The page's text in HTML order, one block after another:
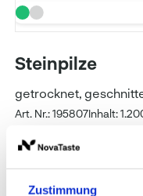
Zustimmung
Steinpilze
getrocknet,
Art. Nr.: 195807Inhalt:
WIBERG
Preise und